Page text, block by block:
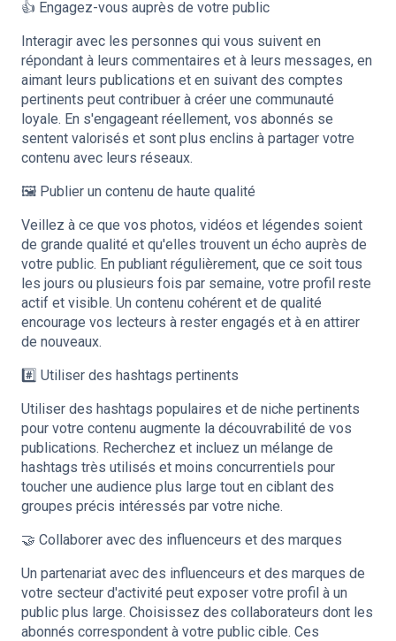
👍 Engagez-vous auprès de votre public
Interagir avec les personnes qui vous suivent en
répondant à leurs commentaires et à leurs messages, en
aimant leurs publications et en suivant des comptes
pertinents peut contribuer à créer une communauté
loyale. En s'engageant réellement, vos abonnés se
sentent valorisés et sont plus enclins à partager votre
contenu avec leurs réseaux.
🖼️ Publier un contenu de haute qualité
Veillez à ce que vos photos, vidéos et légendes soient
de grande qualité et qu'elles trouvent un écho auprès de
votre public. En publiant régulièrement, que ce soit tous
les jours ou plusieurs fois par semaine, votre profil reste
actif et visible. Un contenu cohérent et de qualité
encourage vos lecteurs à rester engagés et à en attirer
de nouveaux.
#️⃣ Utiliser des hashtags pertinents
Utiliser des hashtags populaires et de niche pertinents
pour votre contenu augmente la découvrabilité de vos
publications. Recherchez et incluez un mélange de
hashtags très utilisés et moins concurrentiels pour
toucher une audience plus large tout en ciblant des
groupes précis intéressés par votre niche.
🤝 Collaborer avec des influenceurs et des marques
Un partenariat avec des influenceurs et des marques de
votre secteur d'activité peut exposer votre profil à un
public plus large. Choisissez des collaborateurs dont les
abonnés correspondent à votre public cible. Ces